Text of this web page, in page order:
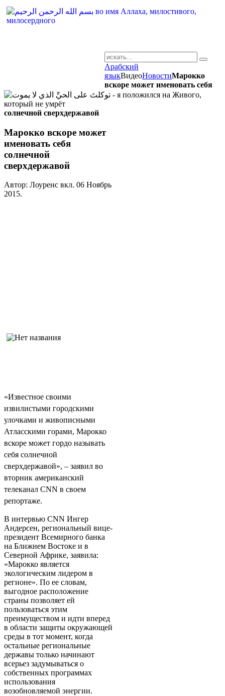
Арабский
языкВидеоНовостиМарокко
вскоре может именовать себя
солнечной сверхдержавой
Марокко вскоре может
именовать себя
солнечной
сверхдержавой
Автор: Лоуренс вкл. 06 Ноябрь
2015.
«Известное своими
извилистыми городскими
улочками и живописными
Атласскими горами, Марокко
вскоре может гордо называть
себя солнечной
сверхдержавой», – заявил во
вторник американский
телеканал CNN в своем
репортаже.
В интервью CNN Ингер
Андерсен, региональный вице-
президент Всемирного банка
на Ближнем Востоке и в
Северной Африке, заявила:
«Марокко является
экологическим лидером в
регионе». По ее словам,
выгодное расположение
страны позволяет ей
пользоваться этим
преимуществом и идти вперед
в области защиты окружающей
среды в тот момент, когда
остальные региональные
державы только начинают
всерьез задумываться о
собственных программах
использования
возобновляемой энергии.